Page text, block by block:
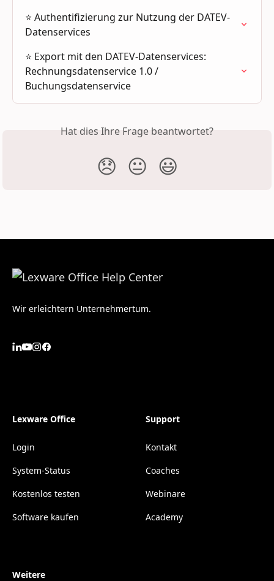
⭐ Authentifizierung zur Nutzung der DATEV-
Datenservices
⭐ Export mit den DATEV-Datenservices:
Rechnungsdatenservice 1.0 /
Buchungsdatenservice
Hat dies Ihre Frage beantwortet?
😞 😐 😃
Wir erleichtern Unternehmertum.
Lexware Office
Login
System-Status
Kostenlos testen
Software kaufen
Support
Kontakt
Coaches
Webinare
Academy
Weitere